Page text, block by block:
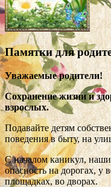
Памятки для
Уважаемые родители!
Сохранение жизни и
взрослых.
Подавайте детям
поведения в быту, на
С началом каникул,
опасность на дорогах, у
площадках, во дворах.